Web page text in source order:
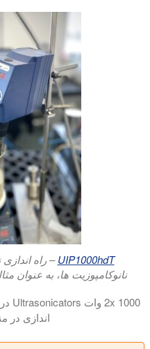
UIP1000hdT– راه
نانوکامپوزیت ها، به عنوان
اندازی در